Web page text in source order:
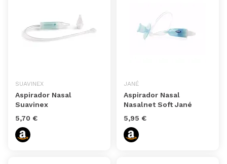
SUAVINEX
Aspirador Nasal
Suavinex
5,70 €
JANÉ
Aspirador Nasal
Nasalnet Soft Jané
5,95 €